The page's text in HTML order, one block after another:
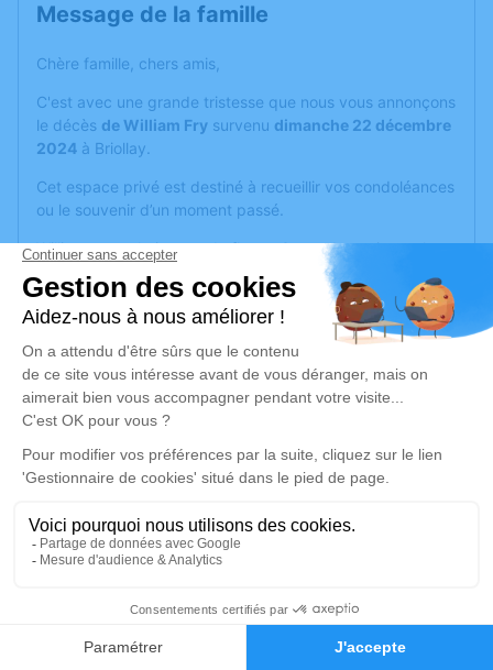
Faire-part Hommages
Message de la famille
Chère famille, chers amis,
C'est avec une grande tristesse que nous vous annonçons
le décès de William Fry survenu dimanche 22 décembre
2024 à Briollay.
Cet espace privé est destiné à recueillir vos condoléances
ou le souvenir d’un moment passé.
William ne souhaite pas de fleurs. Cependant, si vous le
souhaitez, vous pouvez faire un don à l'association Les
enfants du jardin.
Je rends hommage
Crémation
vendredi 27 décembre 2024 à 11h15
Crématorium de Corné de Corné Loire-
54 route des Rimoux,
49630 Corné Loire-Authion
Je rends hommage